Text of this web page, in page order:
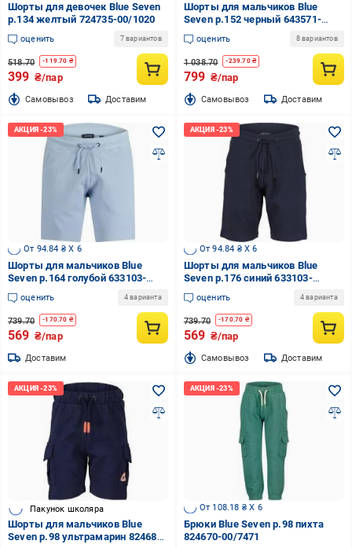
Шорты для девочек Blue Seven
р.134 желтый 724735-00/1020
оценить 7 вариантов
518.70 -119.70 ₴
399 ₴/пар
Cамовывоз Доставим
Шорты для мальчиков Blue
Seven р.152 черный 643571-
00/9990
оценить 8 вариантов
1 038.70 -239.70₴
799 ₴/пар
Cамовывоз Доставим
От 94.84 ₴ X 6
Шорты для мальчиков Blue
Seven р.164 голубой 633103-
00/5041
оценить 4 варианта
739.70 -170.70 ₴
569 ₴/пар
Доставим
От 94.84 ₴ X 6
Шорты для мальчиков Blue
Seven р.176 синий 633103-
00/5950
оценить 4 варианта
739.70 -170.70 ₴
569 ₴/пар
Cамовывоз Доставим
Пакунок школяра
Шорты для мальчиков Blue
Seven р.98 ультрамарин 824681-
От 108.18 ₴ X 6
Брюки Blue Seven р.98 пихта
824670-00/7471